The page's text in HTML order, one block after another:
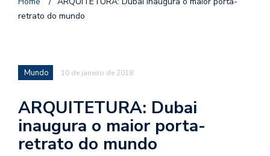
retrato do mundo
Mundo 10 de janeiro de 2018
ARQUITETURA: Dubai
inaugura o maior porta-
retrato do mundo